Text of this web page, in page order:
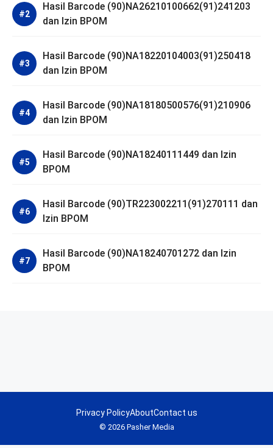
Hasil Barcode (90)NA26210100662(91)241203
dan Izin BPOM
Hasil Barcode (90)NA18220104003(91)250418
dan Izin BPOM
Hasil Barcode (90)NA18180500576(91)210906
dan Izin BPOM
Hasil Barcode (90)NA18240111449 dan Izin
BPOM
Hasil Barcode (90)TR223002211(91)270111 dan
Izin BPOM
Hasil Barcode (90)NA18240701272 dan Izin
BPOM
© 2026 Pasher Media
Privacy PolicyAboutContact us